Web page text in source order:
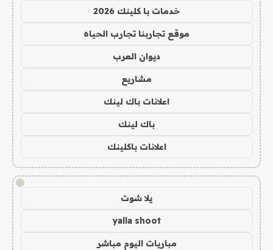
خدمات با كلينك 2026
موقع تجاربنا تجارب الحياه
ديوان العرب
مشاريع
اعلانات باك لينك
باك لينك
اعلانات باكلينك
!
يلا شوت
yalla shoot
مباريات اليوم مباشر